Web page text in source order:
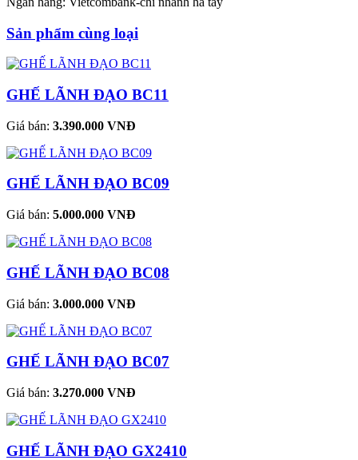
Sản phẩm cùng loại
GHẾ LÃNH ĐẠO BC11
Giá bán: 3.390.000 VNĐ
GHẾ LÃNH ĐẠO BC09
Giá bán: 5.000.000 VNĐ
GHẾ LÃNH ĐẠO BC08
Giá bán: 3.000.000 VNĐ
GHẾ LÃNH ĐẠO BC07
Giá bán: 3.270.000 VNĐ
GHẾ LÃNH ĐẠO GX2410